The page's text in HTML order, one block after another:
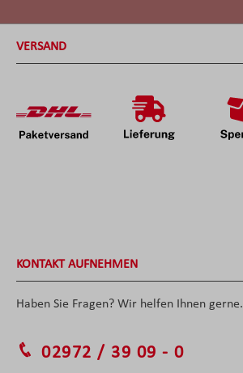
VERSAND
KONTAKT AUFNEHMEN
Haben Sie Fragen? Wir helfen Ihnen gerne.
02972 / 39 09 - 0